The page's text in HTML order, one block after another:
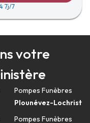
7j/7
votre
Pompes Funèbres
Plounévez-Lochrist
Pompes Funèbres